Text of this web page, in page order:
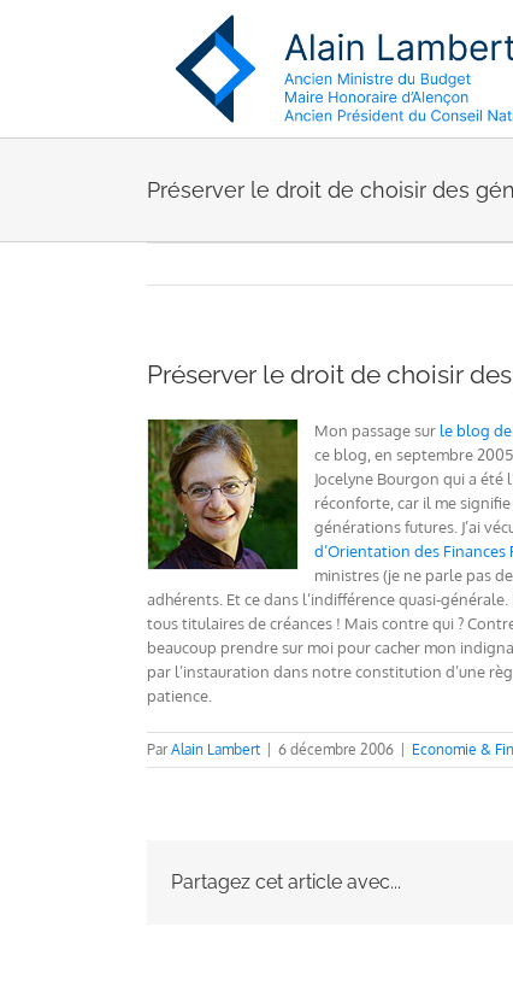
Préserver le droit de choisir des
Préserver le droit de choisir
Mon passage sur le blog
ce blog, en septembre
Jocelyne Bourgon qui a été
réconforte, car il me
générations futures. J’ai
d’Orientation des Finances
ministres (je ne parle pas
adhérents. Et ce dans l’indifférence quasi-
tous titulaires de créances ! Mais contre qui ?
beaucoup prendre sur moi pour cacher mon
par l’instauration dans notre constitution d’une
patience.
ParAlain Lambert 6 décembre 2006 Economie &
Partagez cet article avec...